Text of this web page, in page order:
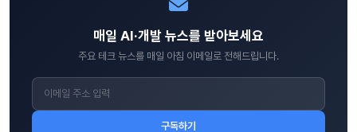
매일 AI·개발 뉴스를 받아보세요
주요 테크 뉴스를 매일 아침 이메일로 전해드립니다.
구독하기